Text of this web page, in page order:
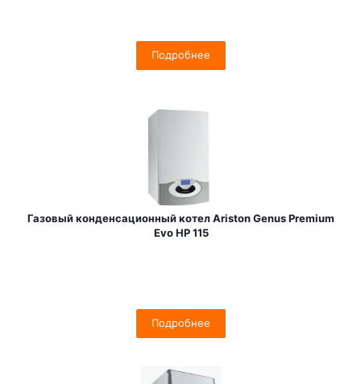
Подробнее
Газовый конденсационный котел Ariston Genus Premium
Evo HP 115
Подробнее